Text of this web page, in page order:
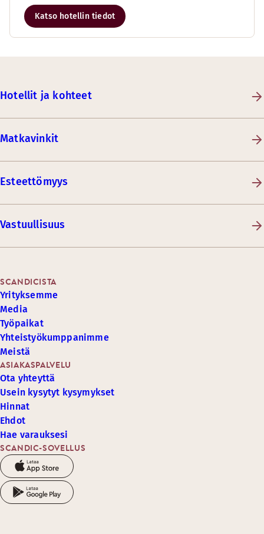
Katso hotellin tiedot
Hotellit ja kohteet
Matkavinkit
Esteettömyys
Vastuullisuus
SCANDIC-SOVELLUS
ASIAKASPALVELU
Ota yhteyttä
Usein kysytyt kysymykset
Hinnat
Ehdot
Hae varauksesi
SCANDICISTA
Yrityksemme
Media
Työpaikat
Yhteistyökumppanimme
Meistä